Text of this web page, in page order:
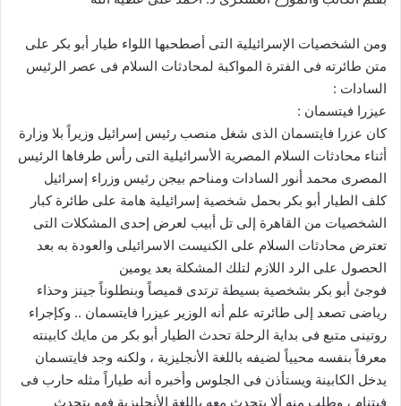
ومن الشخصيات الإسرائيلية التى أصطحبها اللواء طيار أبو بكر على
متن طائرته فى الفترة المواكبة لمحادثات السلام فى عصر الرئيس
السادات :
عيزرا فيتسمان :
كان عزرا فايتسمان الذى شغل منصب رئيس إسرائيل وزيراً بلا وزارة
أثناء محادثات السلام المصرية الأسرائيلية التى رأس طرفاها الرئيس
المصرى محمد أنور السادات ومناحم بيجن رئيس وزراء إسرائيل
كلف الطيار أبو بكر بحمل شخصية إسرائيلية هامة على طائرة كبار
الشخصيات من القاهرة إلى تل أبيب لعرض إحدى المشكلات التى
تعترض محادثات السلام على الكنيست الاسرائيلى والعودة به بعد
الحصول على الرد اللازم لتلك المشكلة بعد يومين
فوجئ أبو بكر بشخصية بسيطة ترتدى قميصاً وبنطلوناً جينز وحذاء
رياضى تصعد إلى طائرته علم أنه الوزير عيزرا فايتسمان .. وكإجراء
روتينى متبع فى بداية الرحلة تحدث الطيار أبو بكر من مايك كابينته
معرفاً بنفسه محيياً لضيفه باللغة الأنجليزية ، ولكنه وجد فايتسمان
يدخل الكابينة ويستأذن فى الجلوس وأخبره أنه طياراً مثله حارب فى
فيتنام ، وطلب منه ألا يتحدث معه باللغة الأنجليزية فهو بتحدث